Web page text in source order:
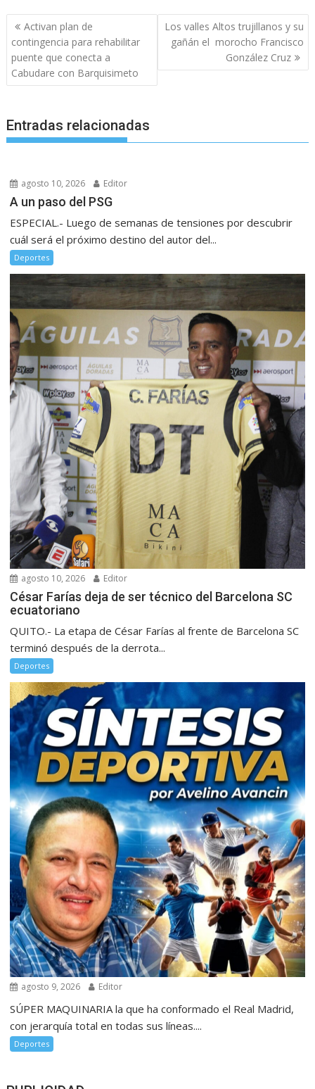
Navegación
de
entradas
Activan plan de
contingencia para rehabilitar
puente que conecta a
Cabudare con Barquisimeto
Los valles Altos trujillanos y su
gañán el morocho Francisco
González Cruz
Entradas relacionadas
agosto 10, 2026 Editor
A un paso del PSG
ESPECIAL.- Luego de semanas de tensiones por descubrir
cuál será el próximo destino del autor del...
Deportes
agosto 10, 2026 Editor
César Farías deja de ser técnico del Barcelona SC
ecuatoriano
QUITO.- La etapa de César Farías al frente de Barcelona SC
terminó después de la derrota...
Deportes
agosto 9, 2026 Editor
SÚPER MAQUINARIA la que ha conformado el Real Madrid,
con jerarquía total en todas sus líneas....
Deportes